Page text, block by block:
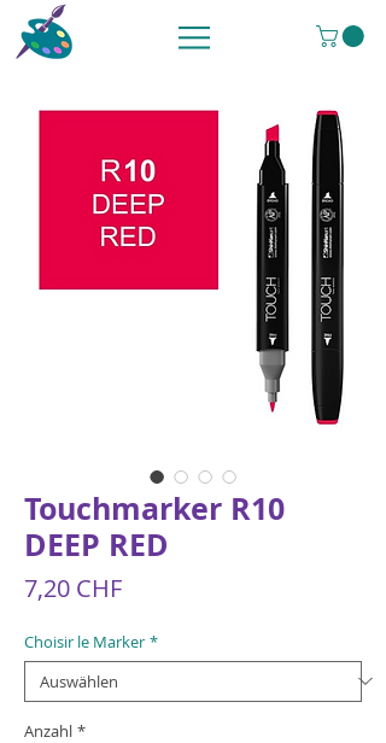
Touchmarker R10
DEEP RED
7,20 CHFPreis
Choisir le Marker *
Anzahl *